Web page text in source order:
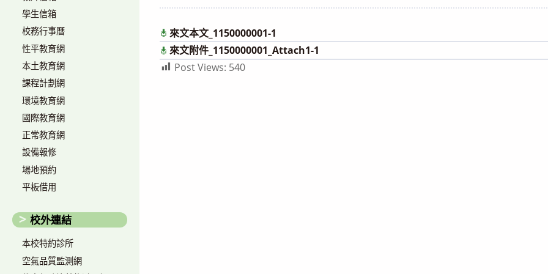
來文本文_1150000001-1
來文附件_1150000001_Attach1-1
Post Views: 540
學生信箱
校務行事曆
性平教育網
本土教育網
課程計劃網
環境教育網
國際教育網
正常教育網
設備報修
場地預約
平板借用
校外連結
本校特約診所
空氣品質監測網